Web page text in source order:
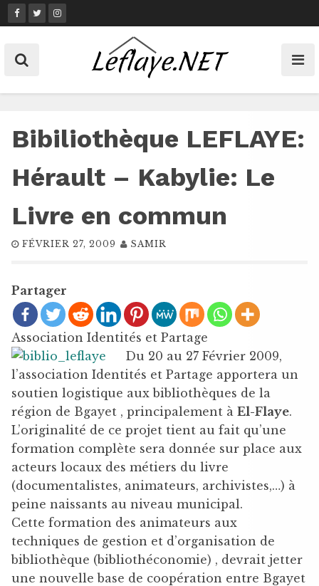
Skip
to
Bibiliothèque LEFLAYE:
Hérault – Kabylie: Le
Livre en commun
FÉVRIER 27, 2009 SAMIR
Partager
Association Identités et Partage
Du 20 au 27 Février 2009,
l’association Identités et Partage apportera un
soutien logistique aux bibliothèques de la
région de Bgayet , principalement à El-Flaye.
L’originalité de ce projet tient au fait qu’une
formation complète sera donnée sur place aux
acteurs locaux des métiers du livre
(documentalistes, animateurs, archivistes,…) à
peine naissants au niveau municipal.
Cette formation des animateurs aux
techniques de gestion et d’organisation de
bibliothèque (bibliothéconomie) , devrait jetter
une nouvelle base de coopération entre Bgayet